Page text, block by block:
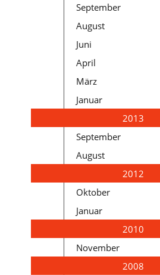
September
August
Juni
April
März
Januar
2013
September
August
2012
Oktober
Januar
2010
November
2008